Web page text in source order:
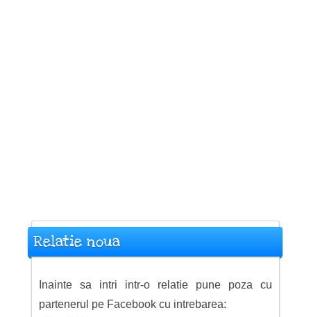
Relatie noua
Inainte sa intri intr-o relatie pune poza cu
partenerul pe Facebook cu intrebarea: